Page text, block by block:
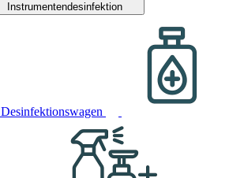
Instrumentendesinfektion
Desinfektionswagen